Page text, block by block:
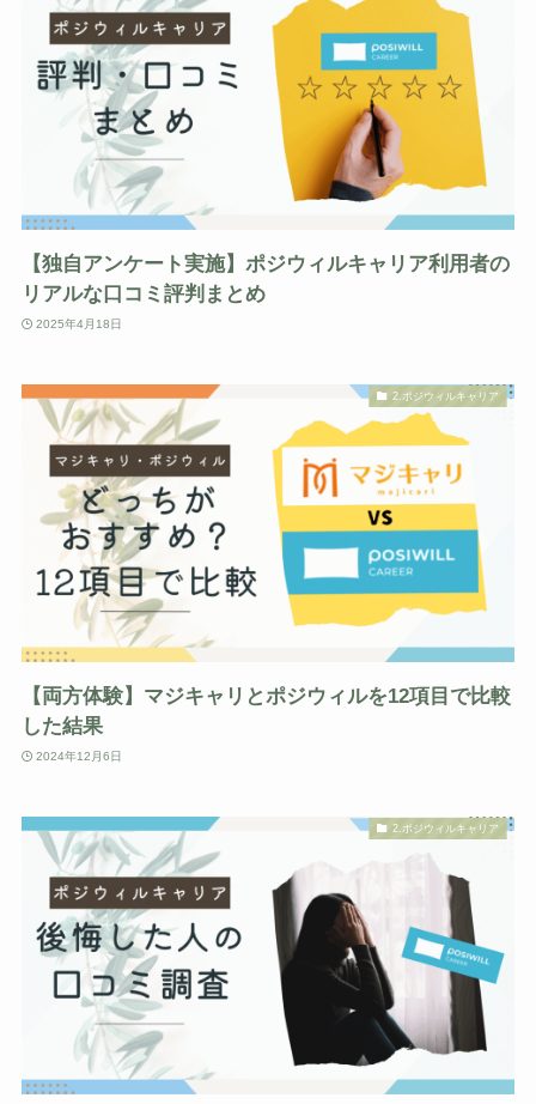
【独自アンケート実施】ポジウィルキャリア利用者の
リアルな口コミ評判まとめ
2025年4月18日
2.ポジウィルキャリア
【両方体験】マジキャリとポジウィルを12項目で比較
した結果
2024年12月6日
2.ポジウィルキャリア